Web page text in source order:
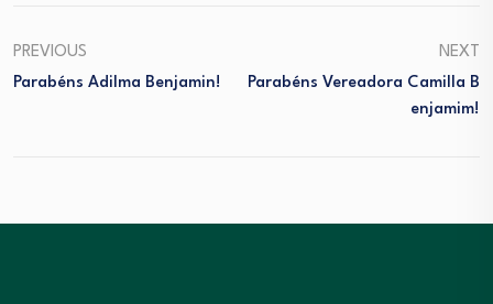
PREVIOUS
Parabéns Adilma Benjamin!
NEXT
Parabéns Vereadora Camilla B
Enjamim!